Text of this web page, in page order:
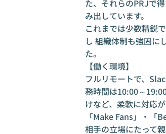
た、それらのPRJで
み出しています。
これまでは少数精鋭
し 組織体制も強固に
た。
【働く環境】
フルリモートで、
務時間は10:00～
けなど、柔軟に対応が
「Make Fans」・「
相手の立場にたって